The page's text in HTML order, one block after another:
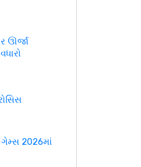
ઊર્જા
2026માં